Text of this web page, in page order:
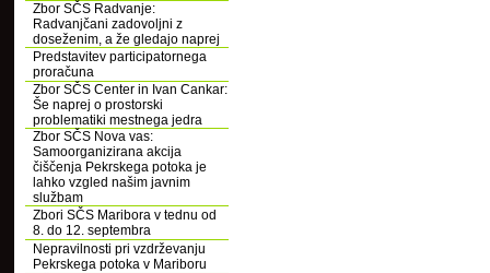
Zbor SČS Radvanje:
Radvanjčani zadovoljni z
doseženim, a že gledajo naprej
Predstavitev participatornega
proračuna
Zbor SČS Center in Ivan Cankar:
Še naprej o prostorski
problematiki mestnega jedra
Zbor SČS Nova vas:
Samoorganizirana akcija
čiščenja Pekrskega potoka je
lahko vzgled našim javnim
službam
Zbori SČS Maribora v tednu od
8. do 12. septembra
Nepravilnosti pri vzdrževanju
Pekrskega potoka v Mariboru